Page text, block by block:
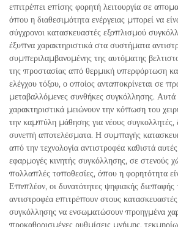
επιτρέπει επίσης φορητή λειτουργία σε
όπου η διαθεσιμότητα ενέργειας μπορεί να
σύγχρονοι κατασκευαστές εξοπλισμού
έξυπνα χαρακτηριστικά στα συστήματα
συμπεριλαμβανομένης της αυτόματης
της προστασίας από θερμική υπερφόρτωση
ελέγχου τόξου, ο οποίος ανταποκρίνεται σε
μεταβαλλόμενες συνθήκες συγκόλλησης.
χαρακτηριστικά μειώνουν την κόπωση του
την καμπύλη μάθησης για νέους
συνεπή αποτελέσματα. Η συμπαγής
από την τεχνολογία αντιστροφέα καθιστά αυτές
εφαρμογές κινητής συγκόλλησης, σε στενούς
πολλαπλές τοποθεσίες, όπου η φορητότητα
Επιπλέον, οι δυνατότητες ψηφιακής
αντιστροφέα επιτρέπουν στους
συγκόλλησης να ενσωματώσουν προηγμένα
προκαθορισμένες ρυθμίσεις μνήμης,